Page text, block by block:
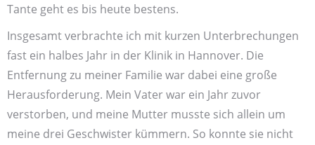
Tante geht es bis heute bestens.
Insgesamt verbrachte ich mit kurzen Unter­brechungen
fast ein halbes Jahr in der Klinik in Hannover. Die
Entfernung zu meiner Familie war dabei eine große
Heraus­forderung. Mein Vater war ein Jahr zuvor
verstorben, und meine Mutter musste sich allein um
meine drei Geschwister kümmern. So konnte sie nicht